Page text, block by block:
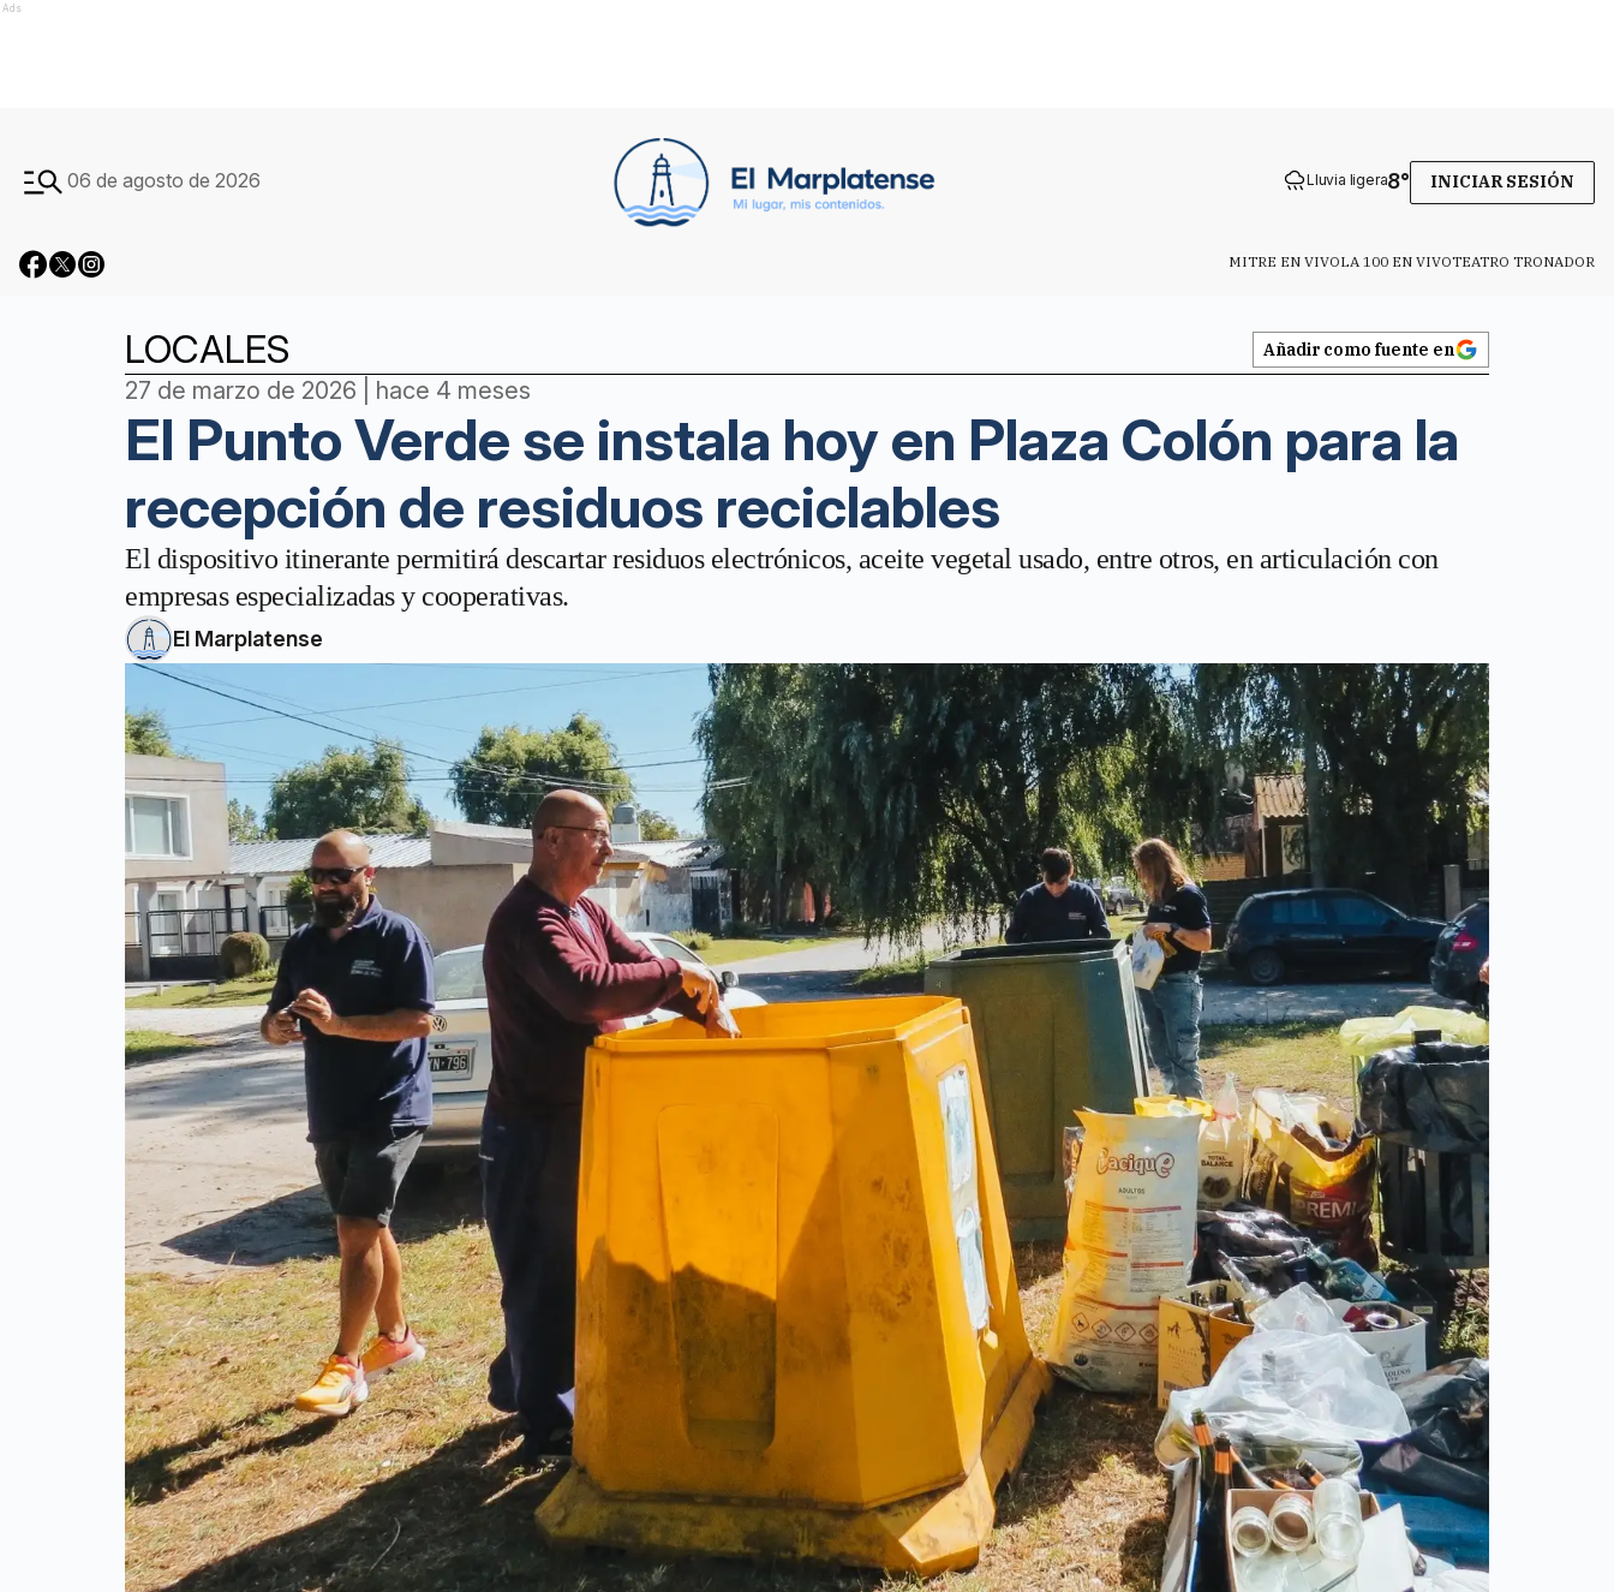
Ads
06 de agosto de 2026 Lluvia ligera8° INICIAR SESIÓN
MITRE EN VIVOLA 100 EN VIVOTEATRO TRONADOR
LOCALES Añadir como fuente en
27 de marzo de 2026 | hace 4 meses
El Punto Verde se instala hoy en Plaza Colón para la
recepción de residuos reciclables
El dispositivo itinerante permitirá descartar residuos electrónicos, aceite vegetal usado, entre otros, en articulación con
empresas especializadas y cooperativas.
El Marplatense